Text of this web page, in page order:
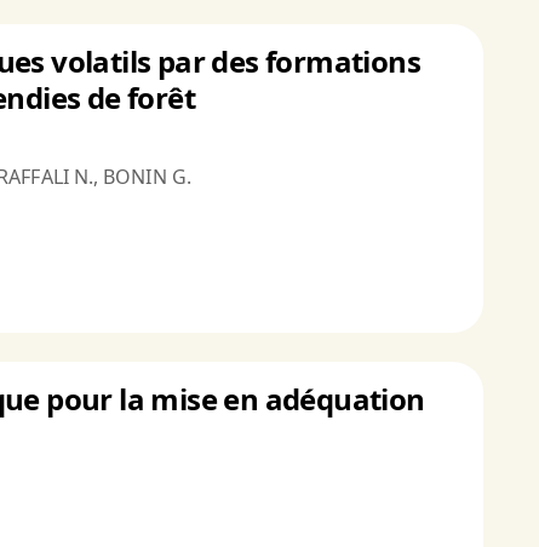
volatils par des formations
de forêt
N., BONIN G.
pour la mise en adéquation